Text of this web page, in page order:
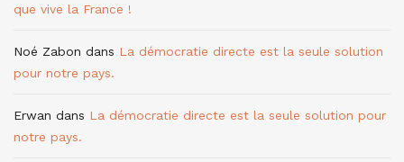
que vive la France !
Noé Zabon dans La démocratie directe est la seule solution
pour notre pays.
Erwan dans La démocratie directe est la seule solution pour
notre pays.